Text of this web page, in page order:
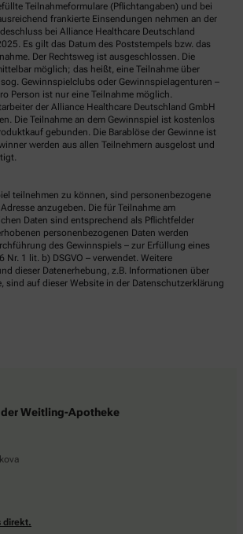
Teilnahmeformulare (Pflichtangaben) und bei
frankierte Einsendungen nehmen an der
bei Alliance Healthcare Deutschland
Es gilt das Datum des Poststempels bzw. das
Der Rechtsweg ist ausgeschlossen. Die
möglich; das heißt, eine Teilnahme über
Gewinnspielclubs oder Gewinnspielagenturen –
Person ist nur eine Teilnahme möglich.
der Alliance Healthcare Deutschland GmbH
Die Teilnahme an dem Gewinnspiel ist kostenlos
gebunden. Die Barablöse der Gewinne ist
werden aus allen Teilnehmern ausgelost und
teilnehmen zu können, sind personenbezogene
anzugeben. Die für Teilnahme am
Daten sind entsprechend als Pflichtfelder
personenbezogenen Daten werden
des Gewinnspiels – zur Erfüllung eines
Nr. 1 lit. b) DSGVO – verwendet. Weitere
dieser Datenerhebung, z.B. Informationen über
sind auf dieser Website in der Datenschutzerklärung
Weitling-Apotheke
direkt.